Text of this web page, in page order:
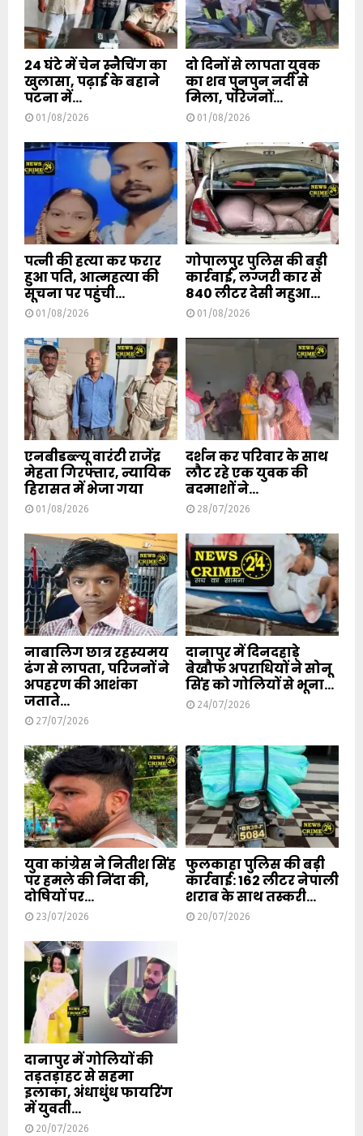
24 घंटे में चेन स्नैचिंग का
खुलासा, पढ़ाई के बहाने
पटना में...
01/08/2026
दो दिनों से लापता युवक
का शव पुनपुन नदी से
मिला, परिजनों...
01/08/2026
पत्नी की हत्या कर फरार
हुआ पति, आत्महत्या की
सूचना पर पहुंची...
01/08/2026
गोपालपुर पुलिस की बड़ी
कार्रवाई, लग्जरी कार से
840 लीटर देसी महुआ...
01/08/2026
एनबीडब्ल्यू वारंटी राजेंद्र
मेहता गिरफ्तार, न्यायिक
हिरासत में भेजा गया
01/08/2026
दर्शन कर परिवार के साथ
लौट रहे एक युवक की
बदमाशों ने...
28/07/2026
नाबालिग छात्र रहस्यमय
ढंग से लापता, परिजनों ने
अपहरण की आशंका
जताते...
27/07/2026
दानापुर में दिनदहाड़े
बेखौफ अपराधियों ने सोनू
सिंह को गोलियों से भूना...
24/07/2026
युवा कांग्रेस ने नितीश सिंह
पर हमले की निंदा की,
दोषियों पर...
23/07/2026
फुलकाहा पुलिस की बड़ी
कार्रवाई: 162 लीटर नेपाली
शराब के साथ तस्करी...
20/07/2026
दानापुर में गोलियों की
तड़तड़ाहट से सहमा
इलाका, अंधाधुंध फायरिंग
में युवती...
20/07/2026